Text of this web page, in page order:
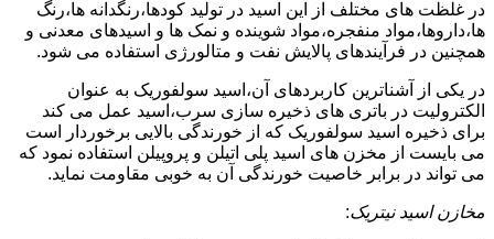
در غلظت های مختلف از این اسید در تولید کودها،رنگدانه ها،رنگ
ها،داروها،مواد منفجره،مواد شوینده و نمک ها و اسیدهای معدنی و
همچنین در فرآیندهای پالایش نفت و متالورژی استفاده می شود.
در یکی از آشناترین کاربردهای آن،اسید سولفوریک به عنوان
الکترولیت در باتری های ذخیره سازی سرب،اسید عمل می کند
برای ذخیره اسید سولفوریک که از خورندگی بالایی برخوردار است
می بایست از مخزن های اسید پلی اتیلن و پروپیلن استفاده نمود که
می تواند در برابر خاصیت خورندگی آن به خوبی مقاومت نماید.
مخازن اسید نیتریک: